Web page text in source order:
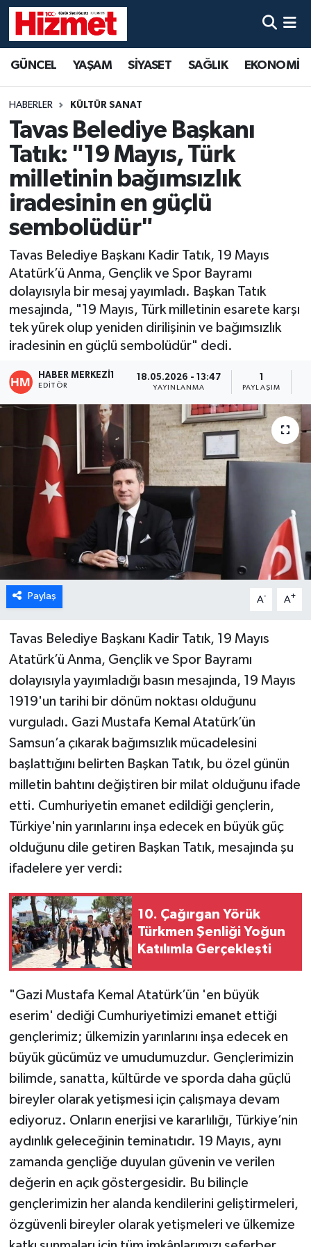
GÜNCEL YAŞAM SİYASET SAĞLIK EKONOMİ
HABERLER KÜLTÜR SANAT
Tavas Belediye Başkanı
Tatık: "19 Mayıs, Türk
milletinin bağımsızlık
iradesinin en güçlü
sembolüdür"
Tavas Belediye Başkanı Kadir Tatık, 19 Mayıs
Atatürk’ü Anma, Gençlik ve Spor Bayramı
dolayısıyla bir mesaj yayımladı. Başkan Tatık
mesajında, "19 Mayıs, Türk milletinin esarete karşı
tek yürek olup yeniden dirilişinin ve bağımsızlık
iradesinin en güçlü sembolüdür" dedi.
HABER MERKEZI1
EDITÖR
18.05.2026 - 13:47
YAYINLANMA
1
PAYLAŞIM
Paylaş A- A+
Tavas Belediye Başkanı Kadir Tatık, 19 Mayıs
Atatürk’ü Anma, Gençlik ve Spor Bayramı
dolayısıyla yayımladığı basın mesajında, 19 Mayıs
1919'un tarihi bir dönüm noktası olduğunu
vurguladı. Gazi Mustafa Kemal Atatürk’ün
Samsun’a çıkarak bağımsızlık mücadelesini
başlattığını belirten Başkan Tatık, bu özel günün
milletin bahtını değiştiren bir milat olduğunu ifade
etti. Cumhuriyetin emanet edildiği gençlerin,
Türkiye'nin yarınlarını inşa edecek en büyük güç
olduğunu dile getiren Başkan Tatık, mesajında şu
ifadelere yer verdi:
10. Çağırgan Yörük
Türkmen Şenliği Yoğun
Katılımla Gerçekleşti
"Gazi Mustafa Kemal Atatürk’ün 'en büyük
eserim' dediği Cumhuriyetimizi emanet ettiği
gençlerimiz; ülkemizin yarınlarını inşa edecek en
büyük gücümüz ve umudumuzdur. Gençlerimizin
bilimde, sanatta, kültürde ve sporda daha güçlü
bireyler olarak yetişmesi için çalışmaya devam
ediyoruz. Onların enerjisi ve kararlılığı, Türkiye’nin
aydınlık geleceğinin teminatıdır. 19 Mayıs, aynı
zamanda gençliğe duyulan güvenin ve verilen
değerin en açık göstergesidir. Bu bilinçle
gençlerimizin her alanda kendilerini geliştirmeleri,
özgüvenli bireyler olarak yetişmeleri ve ülkemize
YAŞAM
SİYASET
SAĞLIK
EKONOMİ
KÜLTÜR SANAT
SPOR
MAGAZİN
ÖZEL HABER
DTO
RESMİ REKLAM
Denizli Hava Durumu
Denizli Trafik Yoğunluk Haritası
Süper Lig Puan Durumu ve Fikstür
Tüm Manşetler
Son Dakika Haberleri
Haber Arşivi